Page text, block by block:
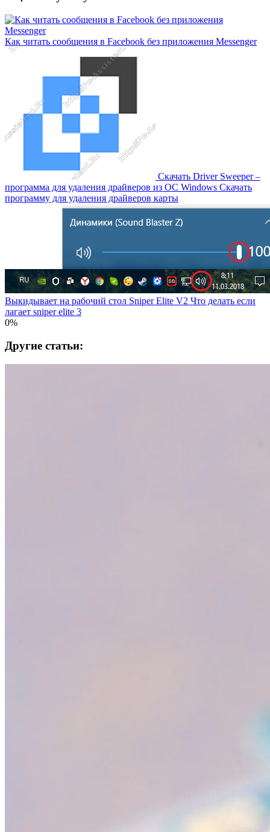
Как читать сообщения в Facebook без приложения Messenger
Скачать Driver Sweeper –
программа для удаления драйверов из OC Windows Скачать
программу для удаления драйверов карты
Выкидывает на рабочий стол Sniper Elite V2 Что делать если
лагает sniper elite 3
0%
Другие статьи: